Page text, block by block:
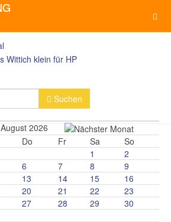
Suchen
August 2026
Do Fr Sa
So
1
2
6 7 8
9
13 14 15
16
20 21 22
23
27 28 29
30